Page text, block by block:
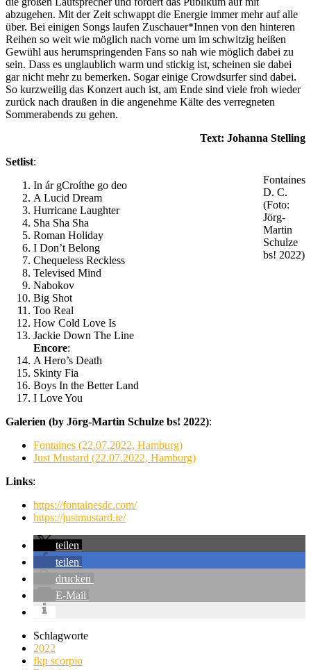
abzugehen. Mit der Zeit schwappt die Energie immer mehr auf alle
über. Bei einigen Songs laufen Zuschauer*Innen von den hinteren
Reihen so weit wie möglich nach vorne um im schwitzig heißen
Gewühl aus herumspringenden Fans so nah wie möglich dabei zu
sein. Dass es unglaublich warm und stickig ist, scheinen sie dabei
gar nicht mehr zu bemerken. Sogar einige Crowdsurfer sind dabei.
So kurzweilig das Konzert auch ist, am Ende sind viele froh wieder
zurück nach draußen in die angenehme Kälte des verregneten
Sommerabends zu gehen.
Text: Johanna Stelling
Fontaines
D. C.
(Foto:
Jörg-
Martin
Schulze
bs! 2022)
Setlist:
In ár gCroíthe go deo
A Lucid Dream
Hurricane Laughter
Sha Sha Sha
Roman Holiday
I Don’t Belong
Chequeless Reckless
Televised Mind
Nabokov
Big Shot
Too Real
How Cold Love Is
Jackie Down The Line
Encore:
A Hero’s Death
Skinty Fia
Boys In the Better Land
I Love You
Galerien (by Jörg-Martin Schulze bs! 2022):
Fontaines (22.07.2022, Hamburg)
Just Mustard (22.07.2022, Hamburg)
Links:
https://fontainesdc.com/
https://justmustard.ie/
teilen
teilen
drucken
E-Mail
Schlagworte
2022
fkp scorpio